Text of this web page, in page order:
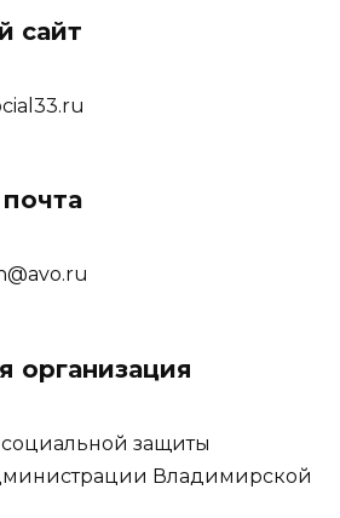
сайт
организация
защиты
Владимирской